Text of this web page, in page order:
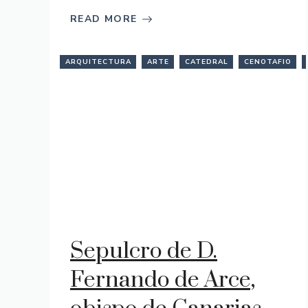
READ MORE
ARQUITECTURA ARTE CATEDRAL CENOTAFIO
Sepulcro de D.
Fernando de Arce,